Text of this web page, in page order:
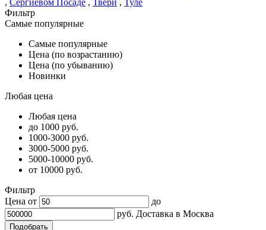
, Сергиевом Посаде , Твери , Туле
Фильтр
Самые популярные
Самые популярные
Цена (по возрастанию)
Цена (по убыванию)
Новинки
Любая цена
Любая цена
до 1000 руб.
1000-3000 руб.
3000-5000 руб.
5000-10000 руб.
от 10000 руб.
Фильтр
Цена от
до
руб. Доставка в Москва